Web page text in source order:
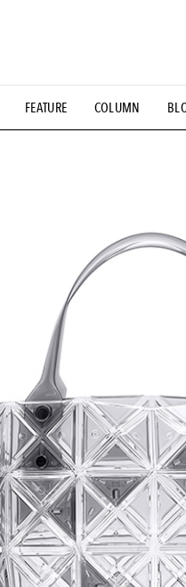
FEATURE COLUMN
#ESSENTIAL DESIGNS #古
#Commune H #FOCUS